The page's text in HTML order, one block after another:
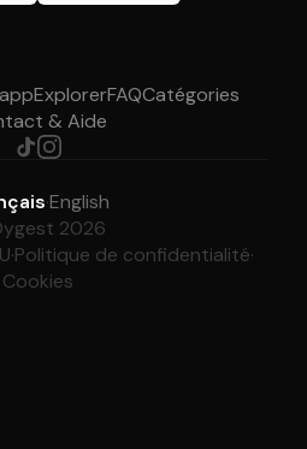
ExplorerFAQCatégories
& Aide
·English
2026
·Politique de confidentialité·
Cookies